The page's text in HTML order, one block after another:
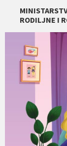
RODILJNE I